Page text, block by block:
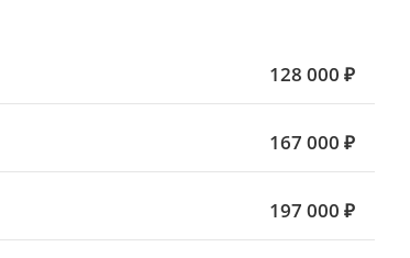
128 000 ₽
167 000 ₽
197 000 ₽